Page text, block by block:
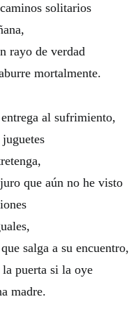
solitarios
rayo de verdad
mortalmente.
al sufrimiento,
que aún no he visto
salga a su encuentro,
puerta si la oye
madre.